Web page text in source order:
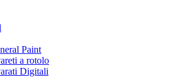
Paint
a rotolo
Digitali